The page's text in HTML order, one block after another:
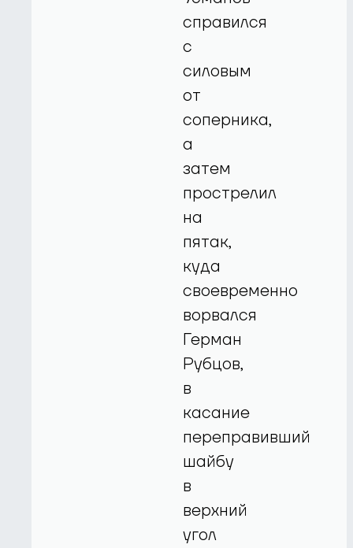
справился
с
силовым
от
соперника,
а
затем
прострелил
на
пятак,
куда
своевременно
ворвался
Герман
Рубцов,
в
касание
переправивший
шайбу
в
верхний
угол